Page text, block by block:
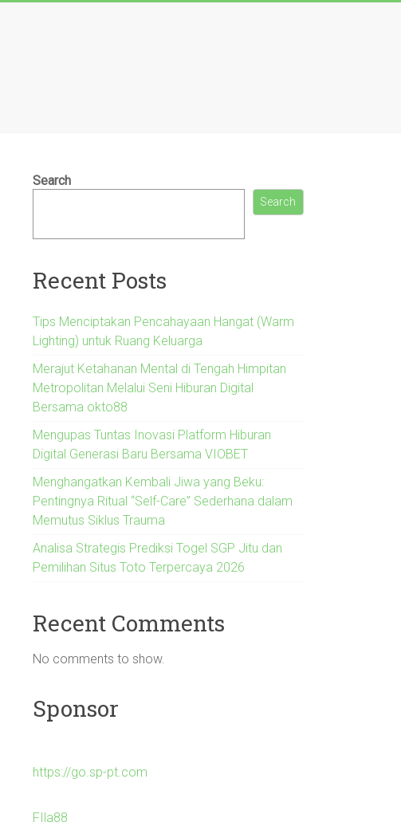
Search
Search
Recent Posts
Tips Menciptakan Pencahayaan Hangat (Warm
Lighting) untuk Ruang Keluarga
Merajut Ketahanan Mental di Tengah Himpitan
Metropolitan Melalui Seni Hiburan Digital
Bersama okto88
Mengupas Tuntas Inovasi Platform Hiburan
Digital Generasi Baru Bersama VIOBET
Menghangatkan Kembali Jiwa yang Beku:
Pentingnya Ritual “Self-Care” Sederhana dalam
Memutus Siklus Trauma
Analisa Strategis Prediksi Togel SGP Jitu dan
Pemilihan Situs Toto Terpercaya 2026
Recent Comments
No comments to show.
Sponsor
https://go.sp-pt.com
FIla88